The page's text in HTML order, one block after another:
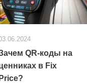
QR-коды на
в Fix
Price?